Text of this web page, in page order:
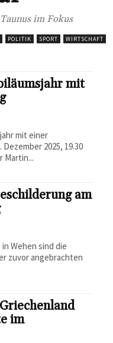
im Fokus
POLITIK SPORT WIRTSCHAFT
mit
mit einer
2025, 19.30
Martin...
am
Wehen sind die
zuvor angebrachten
im